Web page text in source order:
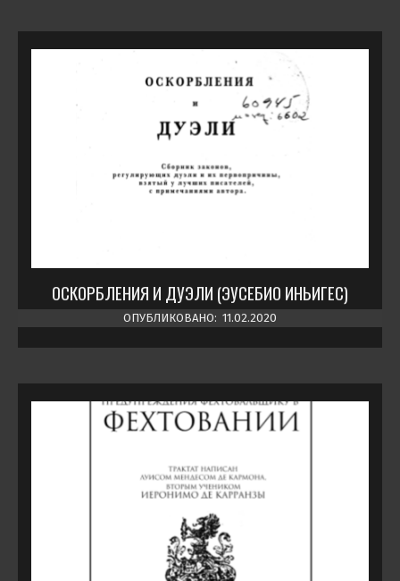
ОСКОРБЛЕНИЯ И ДУЭЛИ (ЭУСЕБИО ИНЬИГЕС)
ОПУБЛИКОВАНО: 11.02.2020